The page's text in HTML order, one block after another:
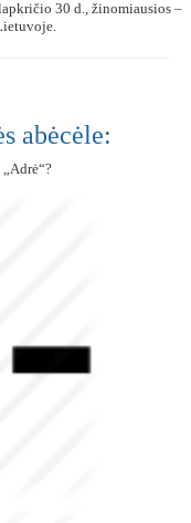
30 d., žinomiausios –
abėcėle: